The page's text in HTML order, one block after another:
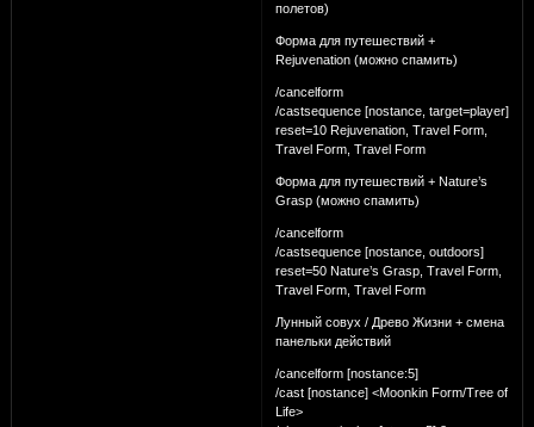
полетов)
Форма для путешествий +
Rejuvenation (можно спамить)
/cancelform
/castsequence [nostance, target=player]
reset=10 Rejuvenation, Travel Form,
Travel Form, Travel Form
Форма для путешествий + Nature’s
Grasp (можно спамить)
/cancelform
/castsequence [nostance, outdoors]
reset=50 Nature’s Grasp, Travel Form,
Travel Form, Travel Form
Лунный совух / Древо Жизни + смена
панельки действий
/cancelform [nostance:5]
/cast [nostance] <Moonkin Form/Tree of
Life>